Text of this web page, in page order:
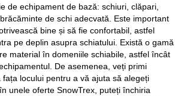
de echipament de bază: schiuri, clăpari,
de schi adecvată. Este important
bine și să fie confortabil, astfel
pe deplin asupra schiatului. Există o gamă
material în domeniile schiabile, astfel încât
De asemenea, veți primi
locului pentru a vă ajuta să alegeți
unele oferte SnowTrex, putețiînchiria